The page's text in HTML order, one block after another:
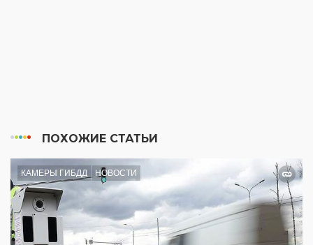
ПОХОЖИЕ СТАТЬИ
КАМЕРЫ ГИБДД НОВОСТИ